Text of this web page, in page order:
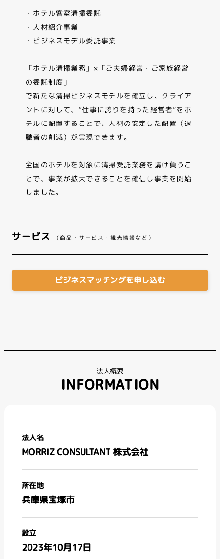
・ホテル客室清掃委託
・人材紹介事業
・ビジネスモデル委託事業
「ホテル清掃業務」×「ご夫婦経営・ご家族経営
の委託制度」
で新たな清掃ビジネスモデルを確立し、クライア
ントに対して、“仕事に誇りを持った経営者”をホ
テルに配置することで、人材の安定した配置（退
職者の削減）が実現できます。
全国のホテルを対象に清掃受託業務を請け負うこ
とで、事業が拡大できることを確信し事業を開始
しました。
サービス （商品・サービス・観光情報など）
ビジネスマッチングを申し込む
法人概要
INFORMATION
法人名
MORRIZ CONSULTANT 株式会社
所在地
兵庫県宝塚市
設立
2023年10月17日